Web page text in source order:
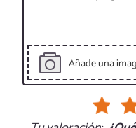
Añade una